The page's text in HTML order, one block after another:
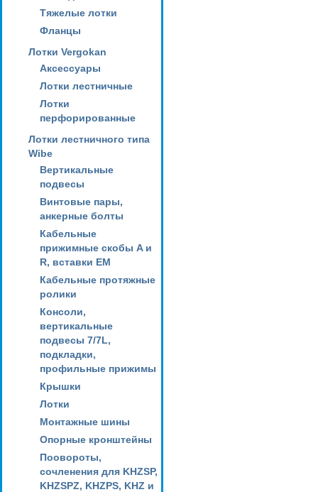
Тяжелые лотки
Фланцы
Лотки Vergokan
Аксессуары
Лотки лестничные
Лотки
перфорированные
Лотки лестничного типа
Wibe
Вертикальные
подвесы
Винтовые пары,
анкерные болты
Кабельные
прижимные скобы A и
R, вставки EM
Кабельные протяжные
ролики
Консоли,
вертикальные
подвесы 7/7L,
подкладки,
профильные прижимы
Крышки
Лотки
Монтажные шины
Опорные кронштейны
Поовороты,
сочленения для KHZSP,
KHZSPZ, KHZPS, KHZ и